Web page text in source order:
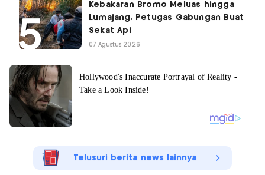
Kebakaran Bromo Meluas hingga
Lumajang, Petugas Gabungan Buat
Sekat Api
07 Agustus 2026
Telusuri berita news lainnya